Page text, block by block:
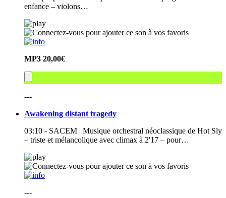
enfance – violons…
MP3 20,00€
---
Awakening distant tragedy
03:10 - SACEM | Musique orchestral néoclassique de Hot Sly
– triste et mélancolique avec climax à 2'17 – pour…
---